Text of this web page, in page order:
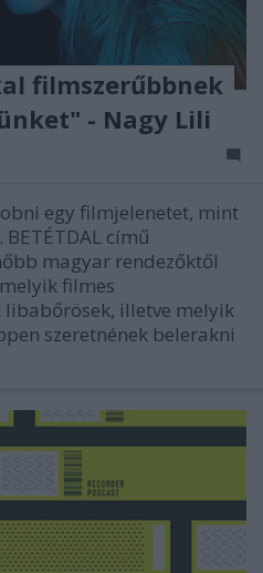
filmszerűbbnek
- Nagy Lili
egy filmjelenetet, mint
című
magyar rendezőktől
filmes
libabőrösek, illetve melyik
szeretnének belerakni